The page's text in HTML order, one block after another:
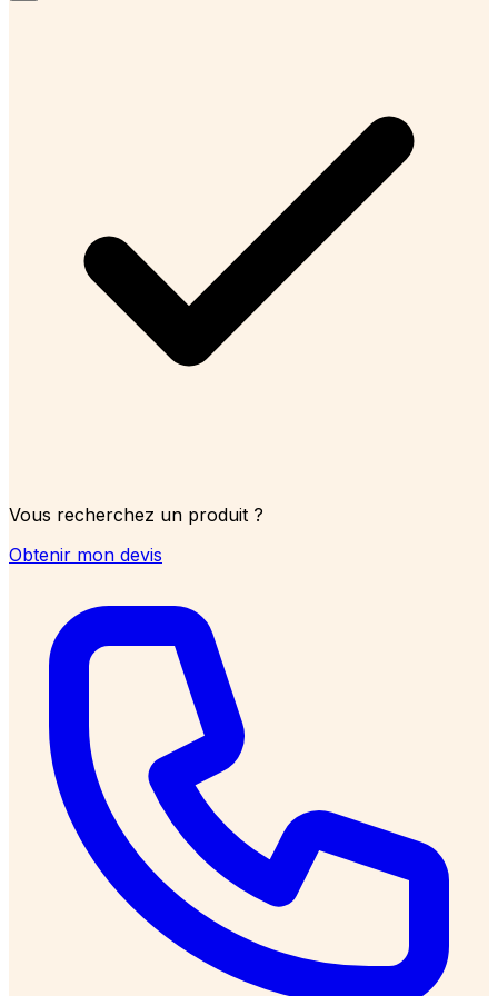
Vous recherchez un produit ?
Obtenir mon devis